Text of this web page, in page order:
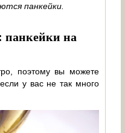
панкейки.
панкейки на
поэтому вы можете
у вас не так много